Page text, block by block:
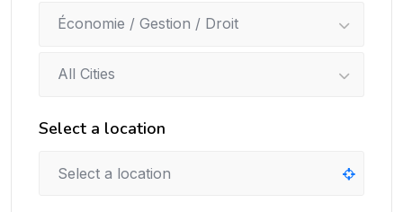
Économie / Gestion / Droit
All Cities
Select a location